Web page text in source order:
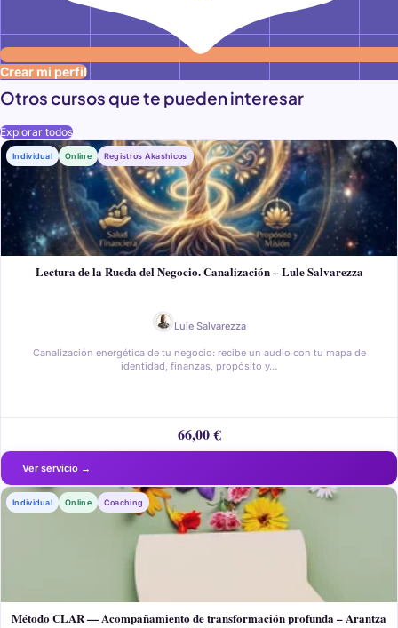
Crear mi perfil
Otros cursos que te pueden interesar
Explorar todos
Individual Online Registros Akashicos
Lectura de la Rueda del Negocio. Canalización – Lule Salvarezza
Lule Salvarezza
66,00€
Canalización energética de tu negocio: recibe un audio con tu mapa de
identidad, finanzas, propósito y…
Individual Online Coaching
Método CLAR — Acompañamiento de transformación profunda – Arantza